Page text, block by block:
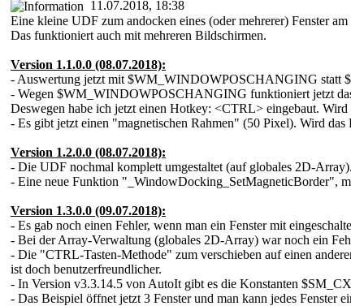
11.07.2018, 18:38
Eine kleine UDF zum andocken eines (oder mehrerer) Fenster
Das funktioniert auch mit mehreren Bildschirmen.
Version 1.1.0.0 (08.07.2018):
- Auswertung jetzt mit $WM_WINDOWPOSCHANGING
- Wegen $WM_WINDOWPOSCHANGING funktioniert jetzt
Deswegen habe ich jetzt einen Hotkey: <CTRL> eingebaut.
- Es gibt jetzt einen "magnetischen Rahmen" (50 Pixel). Wird
Version 1.2.0.0 (08.07.2018):
- Die UDF nochmal komplett umgestaltet (auf globales 2D-
- Eine neue Funktion "_WindowDocking_SetMagneticBorder",
Version 1.3.0.0 (09.07.2018):
- Es gab noch einen Fehler, wenn man ein Fenster mit
- Bei der Array-Verwaltung (globales 2D-Array) war noch ein
- Die "CTRL-Tasten-Methode" zum verschieben auf einen
ist doch benutzerfreundlicher.
- In Version v3.3.14.5 von AutoIt gibt es die Konstanten
- Das Beispiel öffnet jetzt 3 Fenster und man kann jedes Fenster